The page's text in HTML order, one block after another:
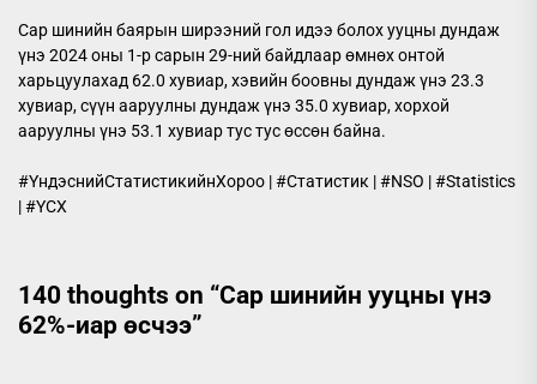
Сар шинийн баярын ширээний гол идээ болох ууцны дундаж
үнэ 2024 оны 1-р сарын 29-ний байдлаар өмнөх онтой
харьцуулахад 62.0 хувиар, хэвийн боовны дундаж үнэ 23.3
хувиар, сүүн ааруулны дундаж үнэ 35.0 хувиар, хорхой
ааруулны үнэ 53.1 хувиар тус тус өссөн байна.
#ҮндэснийСтатистикийнХороо | #Статистик | #NSO | #Statistics
| #ҮСХ
140 thoughts on “Сар шинийн ууцны үнэ
62%-иар өсчээ”